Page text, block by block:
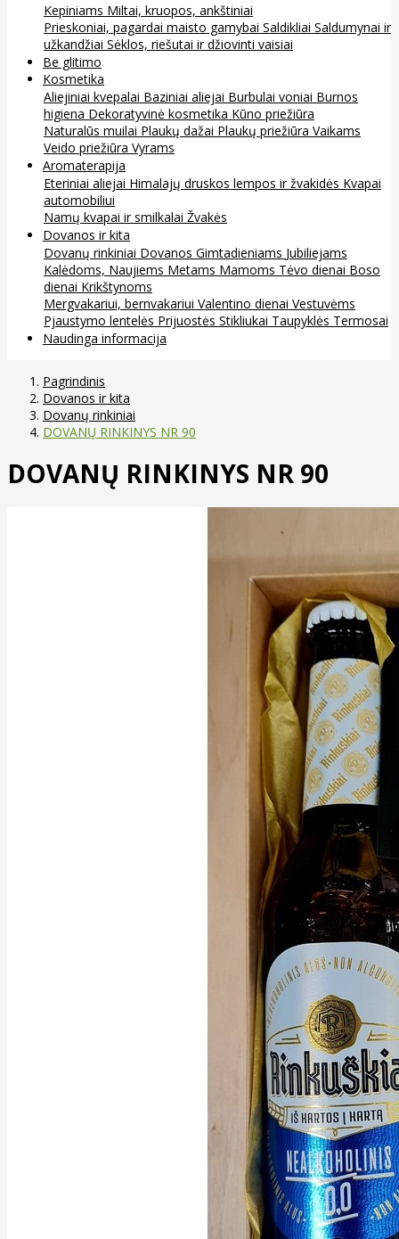
Kepiniams Miltai, kruopos, ankštiniai
Prieskoniai, pagardai maisto gamybai Saldikliai Saldumynai ir
užkandžiai Sėklos, riešutai ir džiovinti vaisiai
Be glitimo
Kosmetika
Aliejiniai kvepalai Baziniai aliejai Burbulai voniai Burnos
higiena Dekoratyvinė kosmetika Kūno priežiūra
Naturalūs muilai Plaukų dažai Plaukų priežiūra Vaikams
Veido priežiūra Vyrams
Aromaterapija
Eteriniai aliejai Himalajų druskos lempos ir žvakidės Kvapai
automobiliui
Namų kvapai ir smilkalai Žvakės
Dovanos ir kita
Dovanų rinkiniai Dovanos Gimtadieniams Jubiliejams
Kalėdoms, Naujiems Metams Mamoms Tėvo dienai Boso
dienai Krikštynoms
Mergvakariui, bernvakariui Valentino dienai Vestuvėms
Pjaustymo lentelės Prijuostės Stikliukai Taupyklės Termosai
Naudinga informacija
Pagrindinis
Dovanos ir kita
Dovanų rinkiniai
DOVANŲ RINKINYS NR 90
DOVANŲ RINKINYS NR 90